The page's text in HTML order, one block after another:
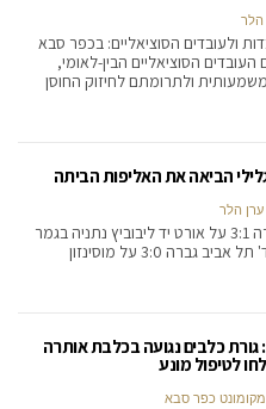
הלר
ולעובדים הסוציאליים: בכפר סבא
העובדים הסוציאליים הבין-לאומי,
ולתרומתם לחיזוק החוסן
הביאה את האליפות הביתה
ערן הלר
גלילי כפר סבא גברה 3:1 על אורט יד ליבוביץ נתניה בגמר
גברה 3:0 על מוסינזון
כלבים נגועה בכלבת אותרה
לטיפול מונע
‫מקומונט כפר סבא